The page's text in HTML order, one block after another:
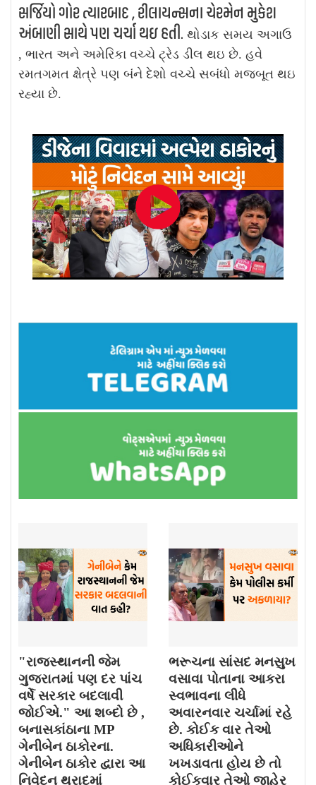
સર્જિયો ગોર ત્યારબાદ , રીલાયન્સના ચેરમેન મુકેશ
અંબાણી સાથે પણ ચર્ચા થઇ હતી. થોડાક સમય અગાઉ
, ભારત અને અમેરિકા વચ્ચે ટ્રેડ ડીલ થઇ છે. હવે
રમતગમત ક્ષેત્રે પણ બંને દેશો વચ્ચે સબંધો મજબૂત થઇ
રહ્યા છે.
"રાજસ્થાનની જેમ
ગુજરાતમાં પણ દર પાંચ
વર્ષે સરકાર બદલાવી
જોઈએ." આ શબ્દો છે ,
બનાસકાંઠાના MP
ગેનીબેન ઠાકોરના.
ગેનીબેન ઠાકોર દ્વારા આ
નિવેદન થરાદમાં
ભરૂચના સાંસદ મનસુખ
વસાવા પોતાના આકરા
સ્વભાવના લીધે
અવારનવાર ચર્ચામાં રહે
છે. કોઈક વાર તેઓ
અધિકારીઓને
ખખડાવતા હોય છે તો
કોઈકવાર તેઓ જાહેર